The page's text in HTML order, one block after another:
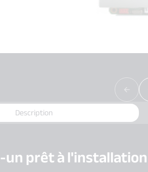
Description
prêt à l'installation